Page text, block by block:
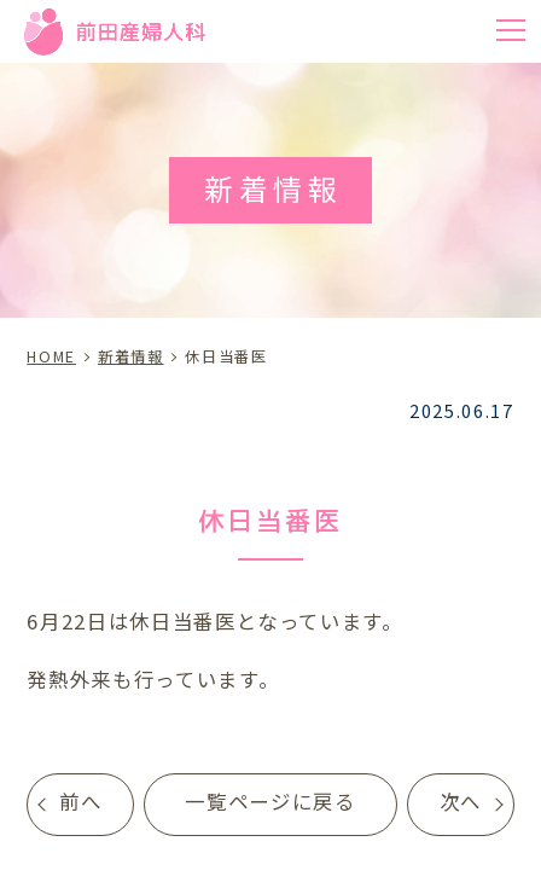
新着情報
HOME 新着情報 休日当番医
2025.06.17
休日当番医
6月22日は休日当番医となっています。
発熱外来も行っています。
前へ 一覧ページに戻る 次へ